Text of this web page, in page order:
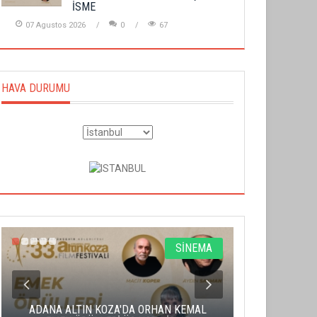
İSME
07 Agustos 2026 0 67
HAVA DURUMU
SİNEMA
ADANA ALTIN KOZA'DA ORHAN KEMAL